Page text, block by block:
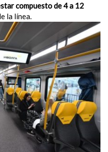
compuesto de 4 a 12
la línea.